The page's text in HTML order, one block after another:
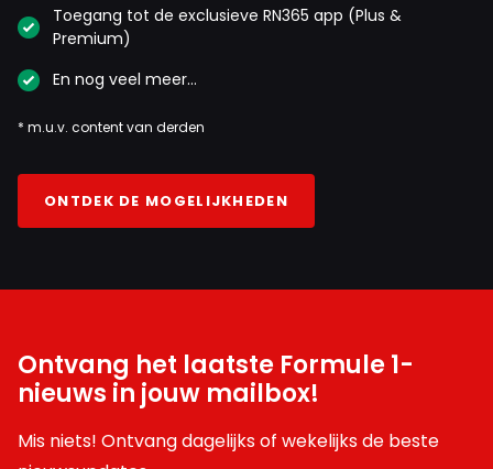
Toegang tot de exclusieve RN365 app (Plus &
Premium)
En nog veel meer…
* m.u.v. content van derden
ONTDEK DE MOGELIJKHEDEN
Ontvang het laatste Formule 1-
nieuws in jouw mailbox!
Mis niets! Ontvang dagelijks of wekelijks de beste